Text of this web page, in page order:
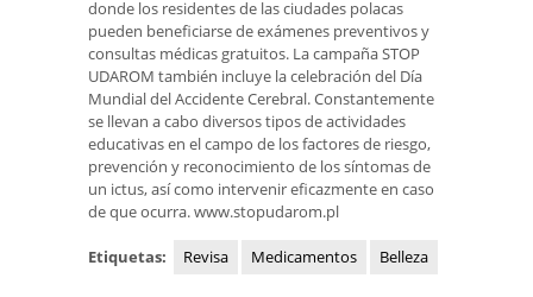
donde los residentes de las ciudades polacas
pueden beneficiarse de exámenes preventivos y
consultas médicas gratuitos. La campaña STOP
UDAROM también incluye la celebración del Día
Mundial del Accidente Cerebral. Constantemente
se llevan a cabo diversos tipos de actividades
educativas en el campo de los factores de riesgo,
prevención y reconocimiento de los síntomas de
un ictus, así como intervenir eficazmente en caso
de que ocurra. www.stopudarom.pl
Etiquetas: Revisa Medicamentos Belleza